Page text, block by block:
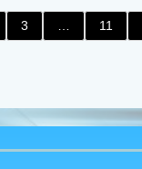
3 11